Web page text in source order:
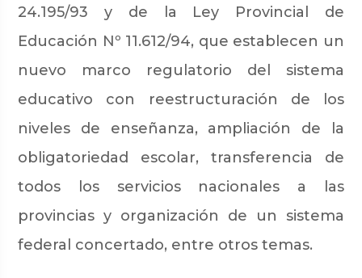
24.195/93 y de la Ley Provincial de
Educación Nº 11.612/94, que establecen un
nuevo marco regulatorio del sistema
educativo con reestructuración de los
niveles de enseñanza, ampliación de la
obligatoriedad escolar, transferencia de
todos los servicios nacionales a las
provincias y organización de un sistema
federal concertado, entre otros temas.